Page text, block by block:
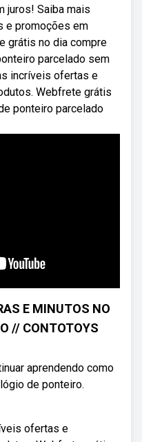
juros! Saiba mais
e promoções em
grátis no dia compre
parcelado sem
incríveis ofertas e
Webfrete grátis
ponteiro parcelado
E MINUTOS NO
// CONTOTOYS
aprendendo como
de ponteiro.
ofertas e